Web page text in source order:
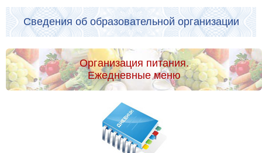
Сведения об образовательной организации
Организация питания.
Ежедневные меню